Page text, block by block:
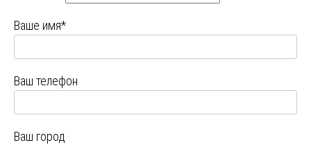
Ваше имя*
Ваш телефон
Ваш город